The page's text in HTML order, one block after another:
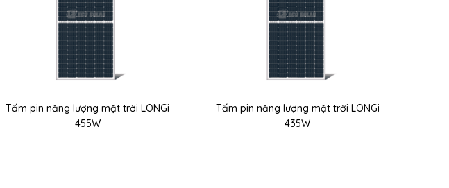
Tấm pin năng lượng mặt trời LONGi
455W
Tấm pin năng lượng mặt trời LONGi
435W